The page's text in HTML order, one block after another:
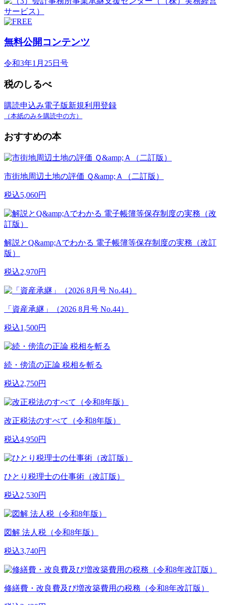
無料公開コンテンツ
令和3年1月25日号
税のしるべ
購読申込み電子版新規利用登録
（本紙のみを購読中の方）
おすすめの本
市街地周辺土地の評価 Ｑ&amp;Ａ（二訂版）
税込5,060円
解説とQ&amp;Aでわかる 電子帳簿等保存制度の実務（改訂
版）
税込2,970円
「資産承継」（2026 8月号 No.44）
税込1,500円
続・傍流の正論 税相を斬る
税込2,750円
改正税法のすべて（令和8年版）
税込4,950円
ひとり税理士の仕事術（改訂版）
税込2,530円
図解 法人税（令和8年版）
税込3,740円
修繕費・改良費及び増改築費用の税務（令和8年改訂版）